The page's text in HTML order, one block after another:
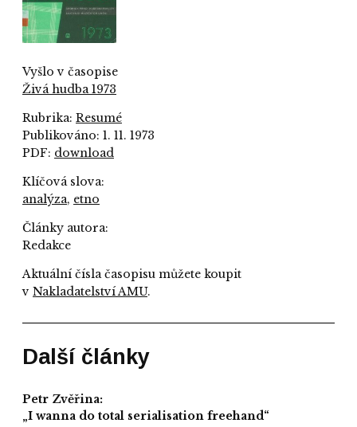
Vyšlo v časopise
Živá hudba 1973
Rubrika: Resumé
Publikováno: 1. 11. 1973
PDF: download
Klíčová slova:
analýza, etno
Články autora:
Redakce
Aktuální čísla časopisu můžete koupit
v Nakladatelství AMU.
Další články
Petr Zvěřina:
„I wanna do total serialisation freehand“